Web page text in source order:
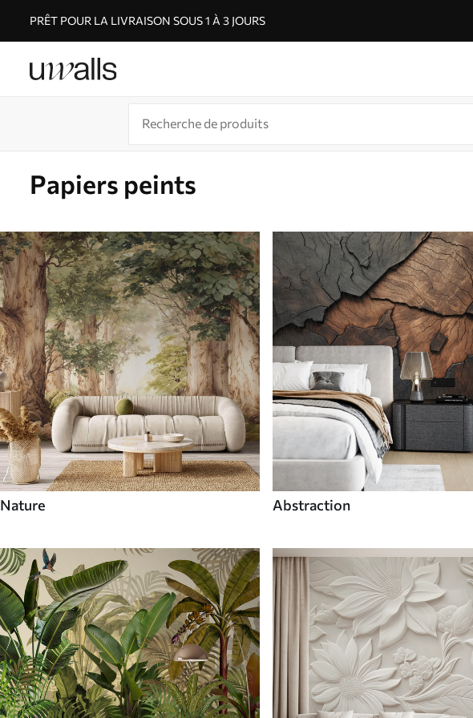
PRÊT POUR LA LIVRAISON SOUS 1 À 3 JOURS
Papiers peints
Nature Abstraction